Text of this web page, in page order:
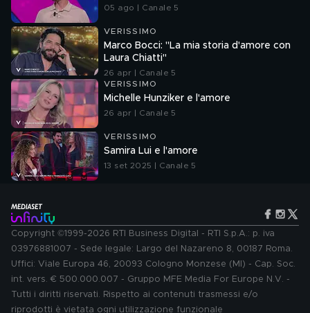
05 ago | Canale 5
VERISSIMO
Marco Bocci: "La mia storia d'amore con
Laura Chiatti"
26 apr | Canale 5
VERISSIMO
Michelle Hunziker e l'amore
26 apr | Canale 5
VERISSIMO
Samira Lui e l'amore
13 set 2025 | Canale 5
Copyright ©1999-2026 RTI Business Digital - RTI S.p.A.: p. iva
03976881007 - Sede legale: Largo del Nazareno 8, 00187 Roma.
Uffici: Viale Europa 46, 20093 Cologno Monzese (MI) - Cap. Soc.
int. vers. € 500.000.007 - Gruppo MFE Media For Europe N.V. -
Tutti i diritti riservati. Rispetto ai contenuti trasmessi e/o
riprodotti è vietata ogni utilizzazione funzionale